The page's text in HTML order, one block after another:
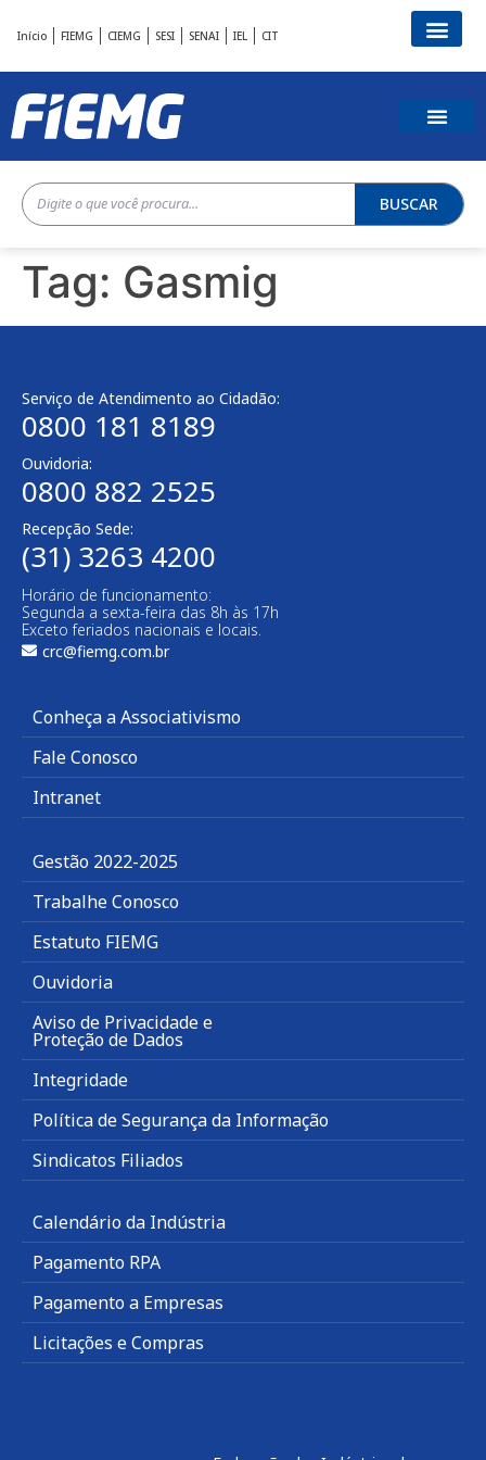
Início FIEMG CIEMG SESI SENAI IEL CIT
BUSCAR
Tag: Gasmig
Serviço de Atendimento ao Cidadão:
0800 181 8189
Ouvidoria:
0800 882 2525
Recepção Sede:
(31) 3263 4200
Horário de funcionamento:
Segunda a sexta-feira das 8h às 17h
Exceto feriados nacionais e locais.
crc@fiemg.com.br
Conheça a Associativismo
Fale Conosco
Intranet
Gestão 2022-2025
Trabalhe Conosco
Estatuto FIEMG
Ouvidoria
Aviso de Privacidade e
Proteção de Dados
Integridade
Política de Segurança da Informação
Sindicatos Filiados
Calendário da Indústria
Pagamento RPA
Pagamento a Empresas
Licitações e Compras